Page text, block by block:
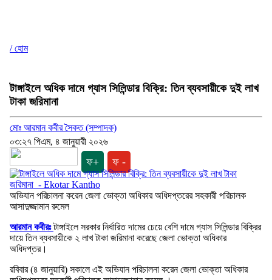
/ হোম
টাঙ্গাইলে অধিক দামে গ্যাস সিলিন্ডার বিক্রি: তিন ব্যবসায়ীকে দুই লাখ
টাকা জরিমানা
মোঃ আরমান কবীর সৈকত (সম্পাদক)
০৩:২৭ পিএম, ৪ জানুয়ারী ২০২৬
ফ+ ফ -
অভিযান পরিচালনা করেন জেলা ভোক্তা অধিকার অধিদপ্তরের সহকারী পরিচালক
আসাদুজ্জামান রুমেল
আরমান কবীরঃ টাঙ্গাইলে সরকার নির্ধারিত দামের চেয়ে বেশি দামে গ্যাস সিলিন্ডার বিক্রির
দায়ে তিন ব্যবসায়ীকে ২ লাখ টাকা জরিমানা করেছে জেলা ভোক্তা অধিকার
অধিদপ্তর।
রবিবার (৪ জানুয়ারি) সকালে এই অভিযান পরিচালনা করেন জেলা ভোক্তা অধিকার